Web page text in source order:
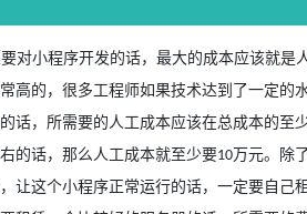
对小程序开发的话，最大的成本应该就是
高的，很多工程师如果技术达到了一定
话，所需要的人工成本应该在总成本的至
的话，那么人工成本就至少要10万元。除
让这个小程序正常运行的话，一定要自